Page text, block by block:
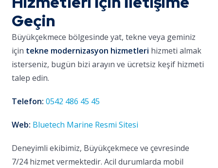
Geçin
Büyükçekmece bölgesinde yat, tekne veya geminiz
için tekne modernizasyon hizmetleri hizmeti almak
isterseniz, bugün bizi arayın ve ücretsiz keşif hizmeti
talep edin.
Telefon: 0542 486 45 45
Web: Bluetech Marine Resmi Sitesi
Deneyimli ekibimiz, Büyükçekmece ve çevresinde
7/24 hizmet vermektedir. Acil durumlarda mobil